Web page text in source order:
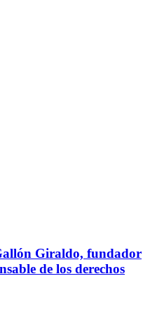
Giraldo, fundador
de los derechos